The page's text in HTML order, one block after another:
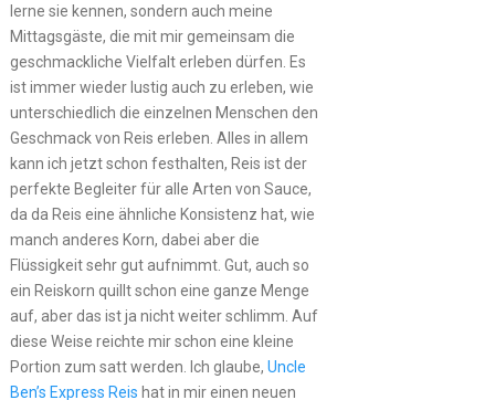
lerne sie kennen, sondern auch meine
Mittagsgäste, die mit mir gemeinsam die
geschmackliche Vielfalt erleben dürfen. Es
ist immer wieder lustig auch zu erleben, wie
unterschiedlich die einzelnen Menschen den
Geschmack von Reis erleben. Alles in allem
kann ich jetzt schon festhalten, Reis ist der
perfekte Begleiter für alle Arten von Sauce,
da da Reis eine ähnliche Konsistenz hat, wie
manch anderes Korn, dabei aber die
Flüssigkeit sehr gut aufnimmt. Gut, auch so
ein Reiskorn quillt schon eine ganze Menge
auf, aber das ist ja nicht weiter schlimm. Auf
diese Weise reichte mir schon eine kleine
Portion zum satt werden. Ich glaube, Uncle
Ben’s Express Reis hat in mir einen neuen